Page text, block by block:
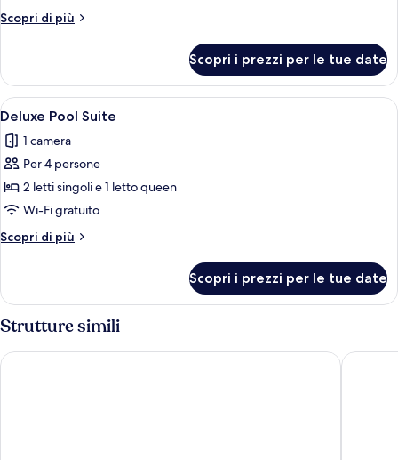
Scopri di più
Altri
Seaview
Suite
Scopri i prezzi per le tue date
Apri
tutte
le
foto
per
Deluxe
Pool
Suite
Una stanza moderna e minimalista
19
Deluxe Pool Suite
1 camera
Per 4 persone
2 letti singoli e 1 letto queen
Wi-Fi gratuito
Scopri di più
Altri
Pool
Scopri i prezzi per le tue date
Strutture simili
Vogue Suites Esperas